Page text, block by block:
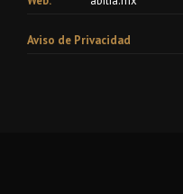
Aviso de Privacidad